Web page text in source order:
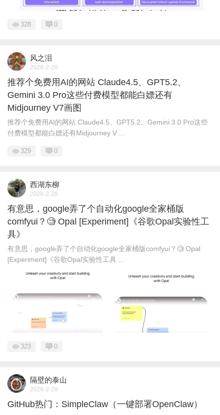
328 0
风之泪
2026-2-28
推荐个免费用AI的网站 Claude4.5、GPT5.2、
Gemini 3.0 Pro这些付费模型都能白嫖还有
Midjourney V7画图
推荐个免费用AI的网站 Claude4.5、GPT5.2、Gemini 3.0 Pro这些
付费模型都能白嫖还有Midjourney V ...
329 0
西湖东柳
2026-2-28
有意思，google弄了个自动化google全家桶版
comfyui？🧐 Opal [Experiment]《谷歌Opal实验性工
具》
有意思，google弄了个自动化google全家桶版comfyui？🧐 Opal
[Experiment]《谷歌Opal实验性工具 ...
323 0
隔壁的泰山
2026-2-28
GitHub热门：SimpleClaw（一键部署OpenClaw）